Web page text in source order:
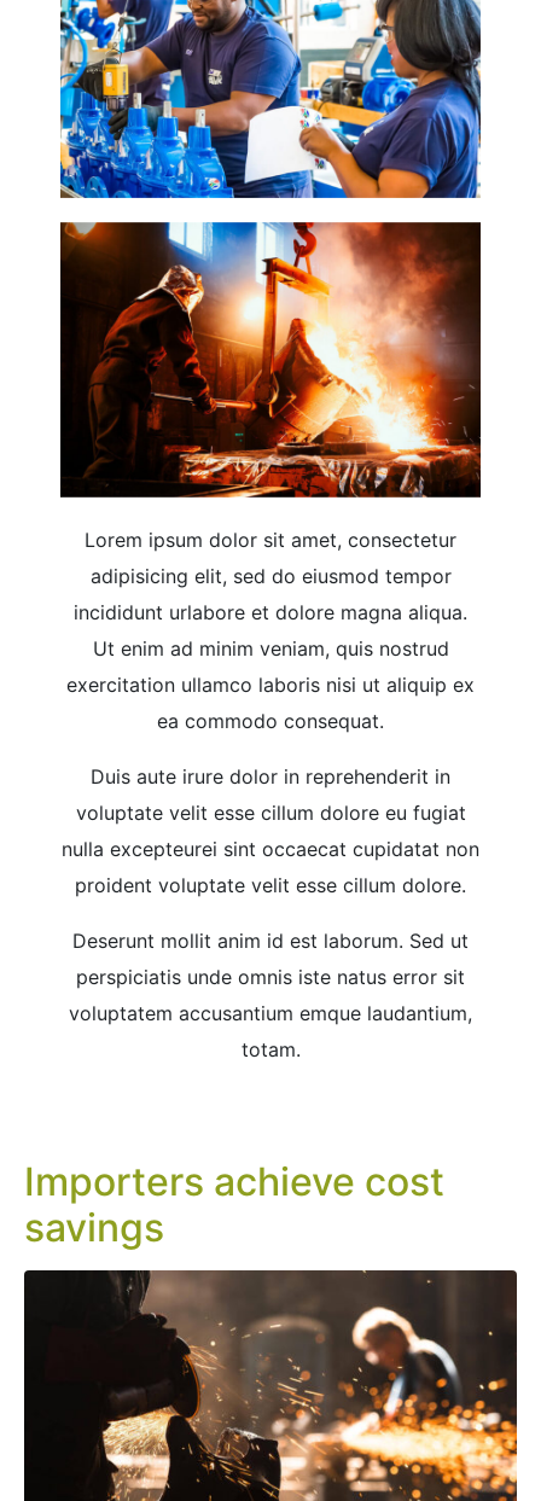
Lorem ipsum dolor sit amet, consectetur
adipisicing elit, sed do eiusmod tempor
incididunt urlabore et dolore magna aliqua.
Ut enim ad minim veniam, quis nostrud
exercitation ullamco laboris nisi ut aliquip ex
ea commodo consequat.
Duis aute irure dolor in reprehenderit in
voluptate velit esse cillum dolore eu fugiat
nulla excepteurei sint occaecat cupidatat non
proident voluptate velit esse cillum dolore.
Deserunt mollit anim id est laborum. Sed ut
perspiciatis unde omnis iste natus error sit
voluptatem accusantium emque laudantium,
totam.
Importers achieve cost
savings